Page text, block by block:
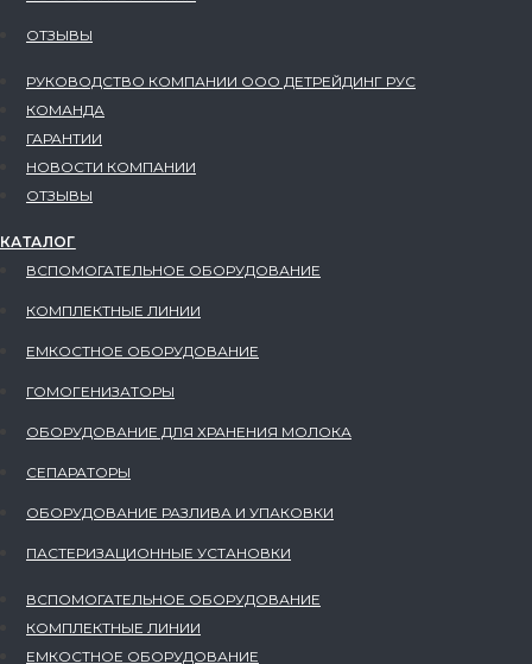
ОТЗЫВЫ
РУКОВОДСТВО КОМПАНИИ ООО ДЕТРЕЙДИНГ РУС
КОМАНДА
ГАРАНТИИ
НОВОСТИ КОМПАНИИ
ОТЗЫВЫ
КАТАЛОГ
ВСПОМОГАТЕЛЬНОЕ ОБОРУДОВАНИЕ
КОМПЛЕКТНЫЕ ЛИНИИ
ЕМКОСТНОЕ ОБОРУДОВАНИЕ
ГОМОГЕНИЗАТОРЫ
ОБОРУДОВАНИЕ ДЛЯ ХРАНЕНИЯ МОЛОКА
СЕПАРАТОРЫ
ОБОРУДОВАНИЕ РАЗЛИВА И УПАКОВКИ
ПАСТЕРИЗАЦИОННЫЕ УСТАНОВКИ
ВСПОМОГАТЕЛЬНОЕ ОБОРУДОВАНИЕ
КОМПЛЕКТНЫЕ ЛИНИИ
ЕМКОСТНОЕ ОБОРУДОВАНИЕ